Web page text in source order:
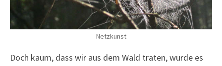
Netzkunst
Doch kaum, dass wir aus dem Wald traten, wurde es